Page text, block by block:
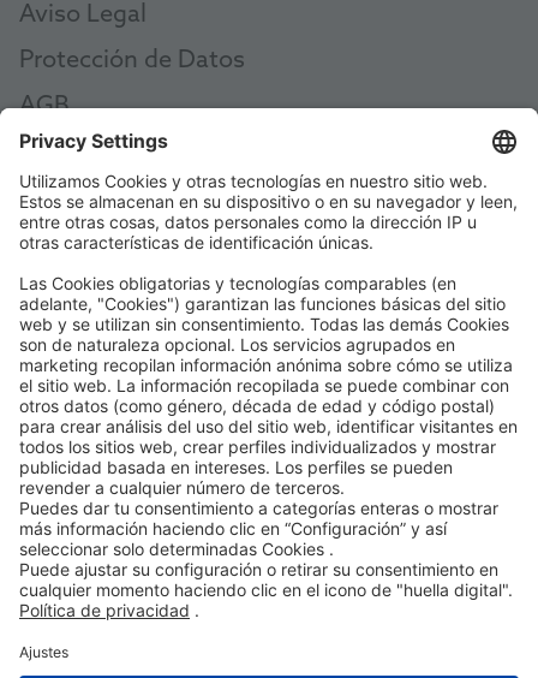
Aviso Legal
Protección de Datos
AGB
AEB
Code of Conduct
Accessibility Statement
ROWE SOCIAL
CERTIFICADO POR
LE ASISTIMOS